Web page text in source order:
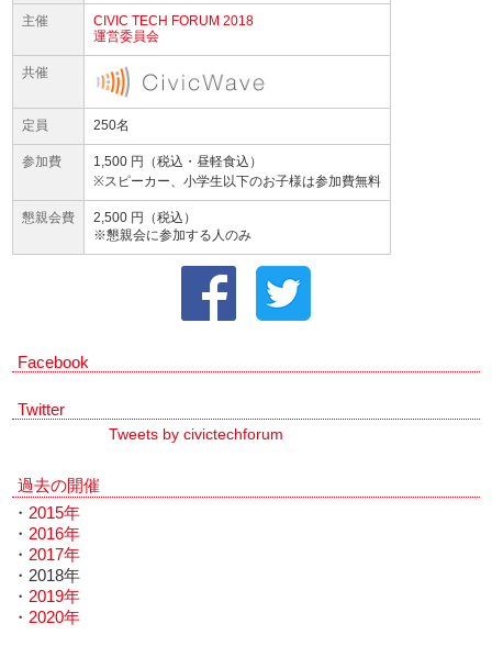
主催
CIVIC TECH FORUM 2018
運営委員会
共催
定員 250名
参加費
1,500 円（税込・昼軽食込）
※スピーカー、小学生以下のお子様は参加費無料
懇親会費
2,500 円（税込）
※懇親会に参加する人のみ
Facebook
Twitter
Tweets by civictechforum
過去の開催
・ 2015年
・ 2016年
・ 2017年
・2018年
・ 2019年
・ 2020年